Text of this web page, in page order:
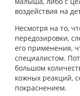
воздействия на
Несмотря на то,
передозировки,
его применения,
специалистом.
большом
кожных реакций,
покраснением.